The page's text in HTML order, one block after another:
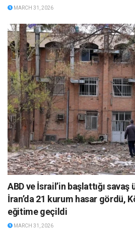
MARCH 31, 2026
ABD ve İsrail’in başlattığı
İran’da 21 kurum hasar gördü,
eğitime geçildi
MARCH 31, 2026